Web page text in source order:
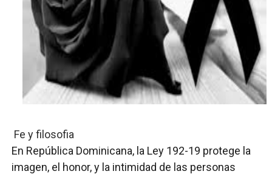
​Domingo Plácido critica la situación económica y
Graduación XII Promoción Servicio Militar Voluntario
Fellito Suberví asegura en Carolina Mejía RD tiene la
Hipótesis policial sobre atentado a balazos en la
PRM escogerá este domingo su nueva cúpula
Candidato a presidente del Colegio de Notarios hace
Fe y filosofia
En República Dominicana, la Ley 192-19 protege la
imagen, el honor, y la intimidad de las personas